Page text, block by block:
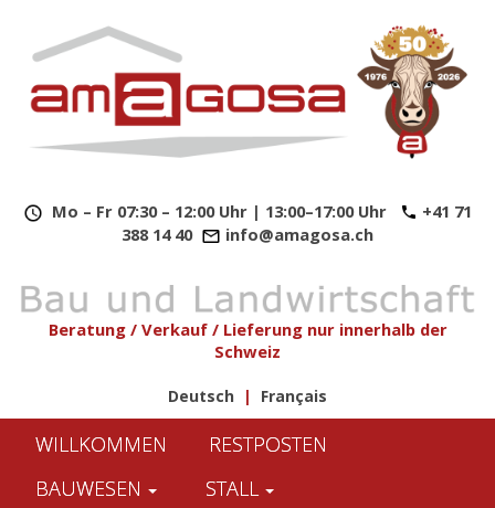
Mo – Fr 07:30 – 12:00 Uhr | 13:00–17:00 Uhr
+41 71
388 14 40
info@amagosa.ch
Beratung / Verkauf / Lieferung nur innerhalb der
Schweiz
Deutsch | Français
WILLKOMMEN
RESTPOSTEN
BAUWESEN
STALL